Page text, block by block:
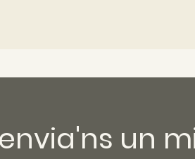
un